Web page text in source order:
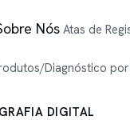
Nós Atas de
/Diagnóstico por
DIGITAL